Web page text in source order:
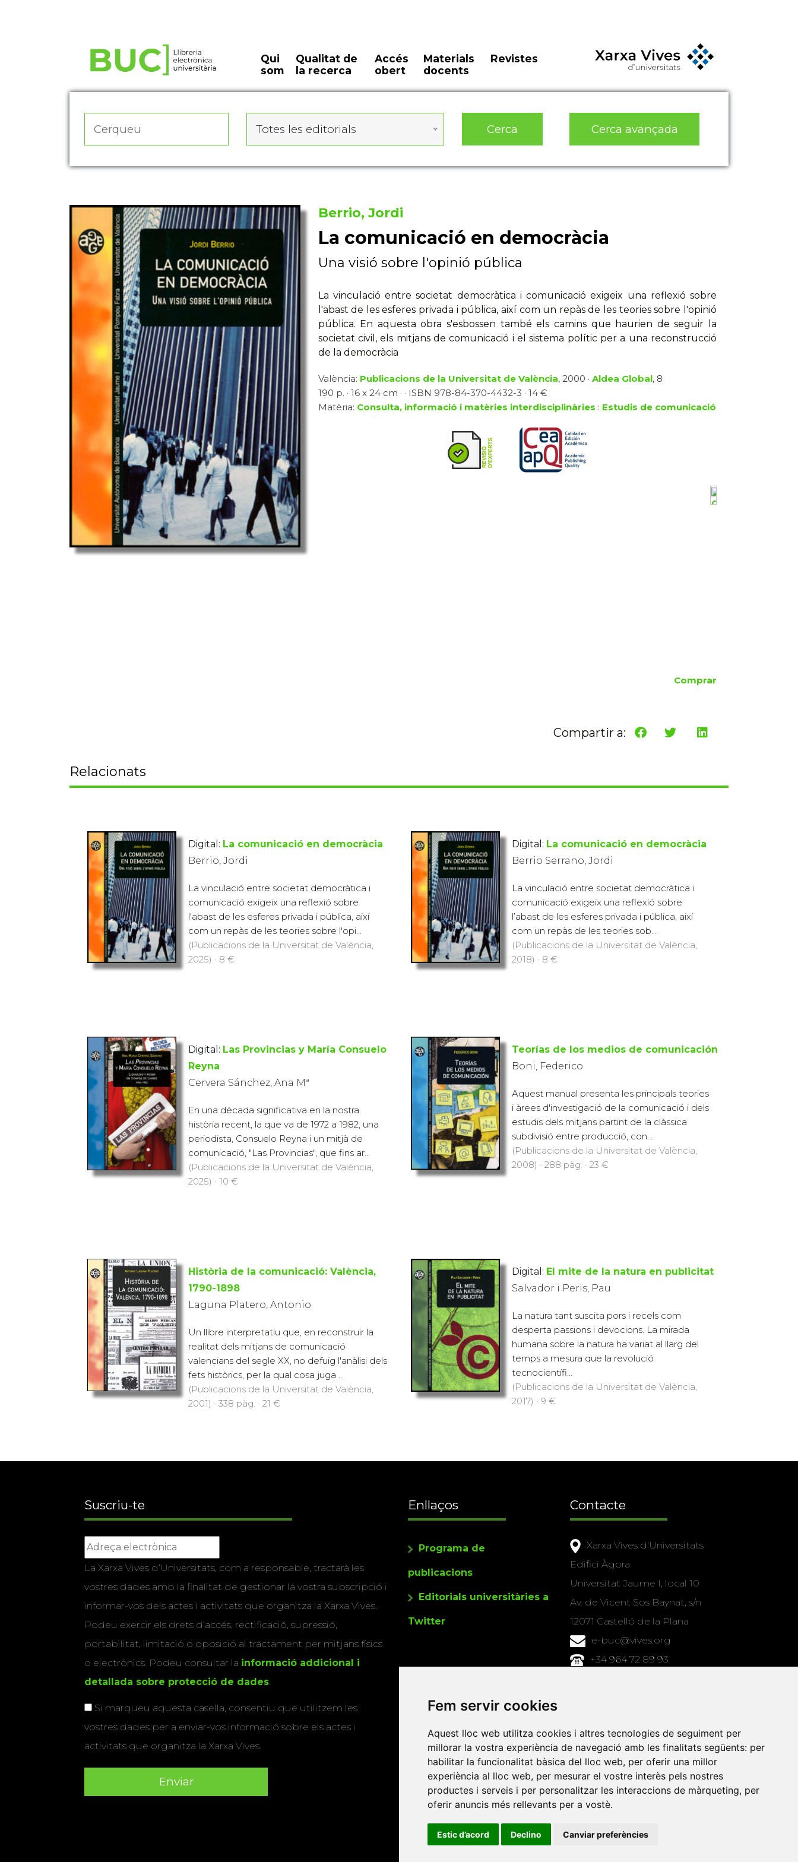
Fem servir cookies
Aquest lloc web utilitza cookies i altres tecnologies de seguiment per
millorar la vostra experiència de navegació amb les finalitats següents: per
habilitar la funcionalitat bàsica del lloc web, per oferir una millor
experiència al lloc web, per mesurar el vostre interès pels nostres
productes i serveis i per personalitzar les interaccions de màrqueting, per
oferir anuncis més rellevants per a vostè.
Estic d’acord Declino Canviar preferències
Qui
som
Qualitat de
la recerca
Accés
obert
Materials
docents
Revistes
Totes les editorials Cerca Cerca avançada
Berrio, Jordi
La comunicació en democràcia
Una visió sobre l'opinió pública
La vinculació entre societat democràtica i comunicació exigeix una reflexió sobre
l'abast de les esferes privada i pública, així com un repàs de les teories sobre l'opinió
pública. En aquesta obra s'esbossen també els camins que haurien de seguir la
societat civil, els mitjans de comunicació i el sistema polític per a una reconstrucció
de la democràcia
València: Publicacions de la Universitat de València, 2000 · Aldea Global, 8
190 p. · 16 x 24 cm · · ISBN 978-84-370-4432-3 · 14 €
Matèria: Consulta, informació i matèries interdisciplinàries : Estudis de comunicació
Comprar
Compartir a:
Relacionats
Digital: La comunicació en democràcia
Berrio, Jordi
La vinculació entre societat democràtica i
comunicació exigeix una reflexió sobre
l'abast de les esferes privada i pública, així
com un repàs de les teories sobre l'opi...
(Publicacions de la Universitat de València,
2025) · 8 €
Digital: La comunicació en democràcia
Berrio Serrano, Jordi
La vinculació entre societat democràtica i
comunicació exigeix una reflexió sobre
l’abast de les esferes privada i pública, així
com un repàs de les teories sob...
(Publicacions de la Universitat de València,
2018) · 8 €
Digital: Las Provincias y María Consuelo
Reyna
Cervera Sánchez, Ana Mª
En una dècada significativa en la nostra
història recent, la que va de 1972 a 1982, una
periodista, Consuelo Reyna i un mitjà de
comunicació, "Las Provincias", que fins ar...
(Publicacions de la Universitat de València,
2025) · 10 €
Teorías de los medios de comunicación
Boni, Federico
Aquest manual presenta les principals teories
i àrees d'investigació de la comunicació i dels
estudis dels mitjans partint de la clàssica
subdivisió entre producció, con...
(Publicacions de la Universitat de València,
2008) · 288 pàg. · 23 €
Història de la comunicació: València,
1790-1898
Laguna Platero, Antonio
Un llibre interpretatiu que, en reconstruir la
realitat dels mitjans de comunicació
valencians del segle XX, no defuig l'anàlisi dels
fets històrics, per la qual cosa juga ...
(Publicacions de la Universitat de València,
2001) · 338 pàg. · 21 €
Digital: El mite de la natura en publicitat
Salvador i Peris, Pau
La natura tant suscita pors i recels com
desperta passions i devocions. La mirada
humana sobre la natura ha variat al llarg del
temps a mesura que la revolució
tecnocientífi...
(Publicacions de la Universitat de València,
2017) · 9 €
Suscriu-te
La Xarxa Vives d’Universitats, com a responsable, tractarà les
vostres dades amb la finalitat de gestionar la vostra subscripció i
informar-vos dels actes i activitats que organitza la Xarxa Vives.
Podeu exercir els drets d’accés, rectificació, supressió,
portabilitat, limitació o oposició al tractament per mitjans físics
o electrònics. Podeu consultar la informació addicional i
detallada sobre protecció de dades.
Si marqueu aquesta casella, consentiu que utilitzem les
vostres dades per a enviar-vos informació sobre els actes i
activitats que organitza la Xarxa Vives.
Enllaços
Programa de
publicacions
Editorials universitàries a
Twitter
Contacte
Xarxa Vives d'Universitats
Edifici Àgora
Universitat Jaume I, local 10
Av. de Vicent Sos Baynat, s/n
12071 Castelló de la Plana
e-buc@vives.org
+34 964 72 89 93